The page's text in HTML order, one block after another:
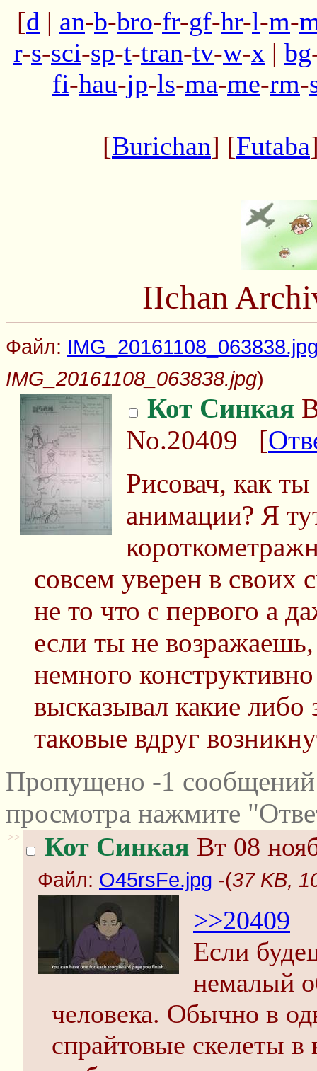
[d | an-b-bro-fr-gf-hr-l-m-
r-s-sci-sp-t-tran-tv-w-x | bg
fi-hau-jp-ls-ma-me-rm-
[Burichan] [Futaba
IIchan
Файл:
IMG_20161108_063838.jpg)
Кот Синкая
No.20409 [
Рисовач, как
анимации? Я
совсем уверен в своих
не то что с первого а
если ты не
немного
высказывал какие либо
таковые вдруг
Пропущено -1
просмотра нажмите
>> Кот Синкая Вт 08
Файл: O45rsFe.jpg -(37 KB,
>>20409
Если
немалый
человека. Обычно в
спрайтовые скелеты